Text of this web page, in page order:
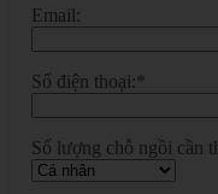
Email:
Số điện thoại:*
Số lượng chỗ ngồi cần